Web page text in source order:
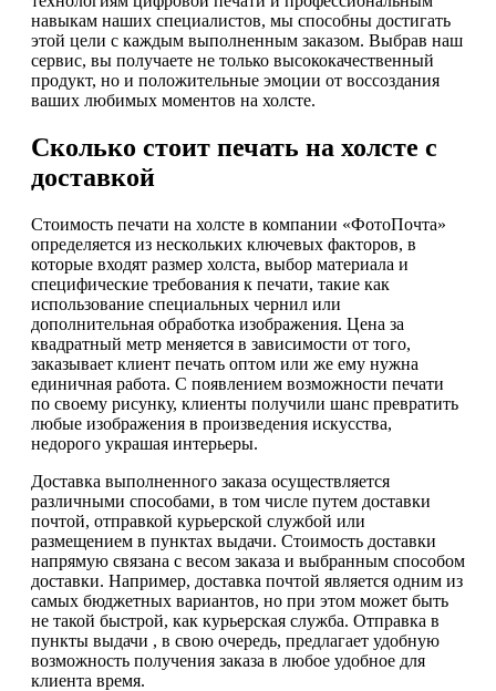
навыкам наших специалистов, мы способны достигать
этой цели с каждым выполненным заказом. Выбрав наш
сервис, вы получаете не только высококачественный
продукт, но и положительные эмоции от воссоздания
ваших любимых моментов на холсте.
Сколько стоит печать на холсте с
доставкой
Стоимость печати на холсте в компании «ФотоПочта»
определяется из нескольких ключевых факторов, в
которые входят размер холста, выбор материала и
специфические требования к печати, такие как
использование специальных чернил или
дополнительная обработка изображения. Цена за
квадратный метр меняется в зависимости от того,
заказывает клиент печать оптом или же ему нужна
единичная работа. С появлением возможности печати
по своему рисунку, клиенты получили шанс превратить
любые изображения в произведения искусства,
недорого украшая интерьеры.
Доставка выполненного заказа осуществляется
различными способами, в том числе путем доставки
почтой, отправкой курьерской службой или
размещением в пунктах выдачи. Стоимость доставки
напрямую связана с весом заказа и выбранным способом
доставки. Например, доставка почтой является одним из
самых бюджетных вариантов, но при этом может быть
не такой быстрой, как курьерская служба. Отправка в
пункты выдачи , в свою очередь, предлагает удобную
возможность получения заказа в любое удобное для
клиента время.